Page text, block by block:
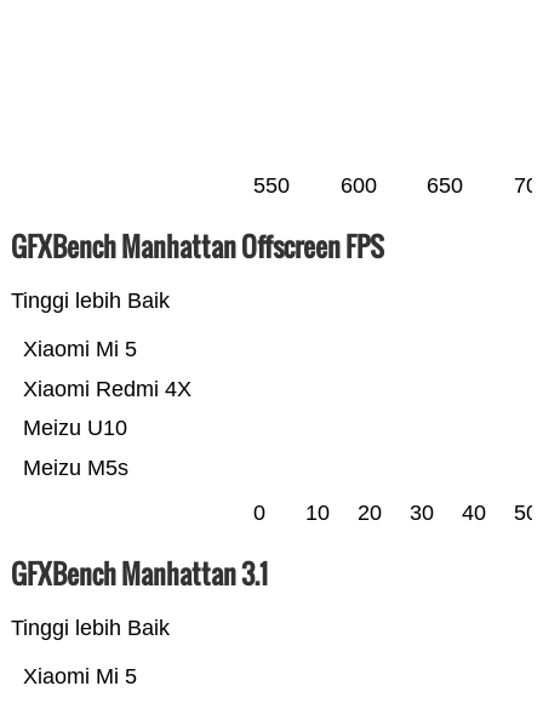
550 600 650
GFXBench Manhattan Offscreen FPS
Tinggi lebih Baik
Meizu M5s
Meizu U10
Xiaomi Redmi 4X
Xiaomi Mi 5
0 10 20 30 40 50
GFXBench Manhattan 3.1
Tinggi lebih Baik
Xiaomi Mi 5